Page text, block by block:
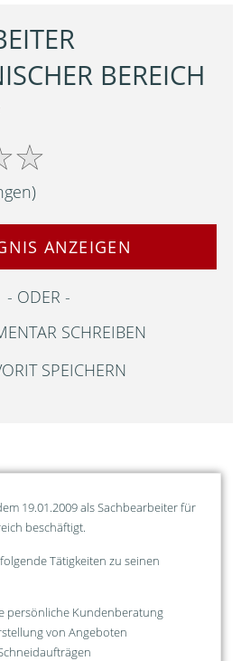
BEREICH
ANZEIGEN
ODER
SCHREIBEN
SPEICHERN
19.01.2009 als Sachbearbeiter für
beschäftigt.
Tätigkeiten zu seinen
persönliche Kundenberatung
von Angeboten